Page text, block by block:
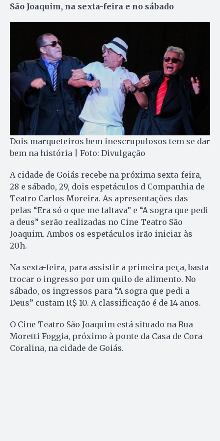
São Joaquim, na sexta-feira e no sábado
Dois marqueteiros bem inescrupulosos tem se dar
bem na história | Foto: Divulgação
A cidade de Goiás recebe na próxima sexta-feira,
28 e sábado, 29, dois espetáculos d Companhia de
Teatro Carlos Moreira. As apresentações das
pelas “Era só o que me faltava” e “A sogra que pedi
a deus” serão realizadas no Cine Teatro São
Joaquim. Ambos os espetáculos irão iniciar às
20h.
Na sexta-feira, para assistir a primeira peça, basta
trocar o ingresso por um quilo de alimento. No
sábado, os ingressos para “A sogra que pedi a
Deus” custam R$ 10. A classificação é de 14 anos.
O Cine Teatro São Joaquim está situado na Rua
Moretti Foggia, próximo à ponte da Casa de Cora
Coralina, na cidade de Goiás.